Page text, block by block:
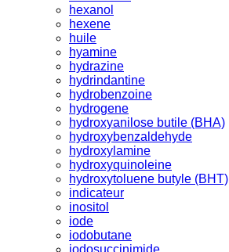
hexanol
hexene
huile
hyamine
hydrazine
hydrindantine
hydrobenzoine
hydrogene
hydroxyanilose butile (BHA)
hydroxybenzaldehyde
hydroxylamine
hydroxyquinoleine
hydroxytoluene butyle (BHT)
indicateur
inositol
iode
iodobutane
iodosuccinimide